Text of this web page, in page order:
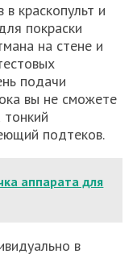
краскопульт и
покраски
на стене и
подачи
вы не сможете
тонкий
подтеков.
аппарата для
в